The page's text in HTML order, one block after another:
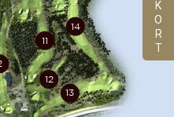
K
O
R
T